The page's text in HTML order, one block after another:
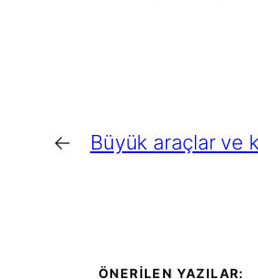
← Büyük araçlar ve
ÖNERİLEN YAZILAR: